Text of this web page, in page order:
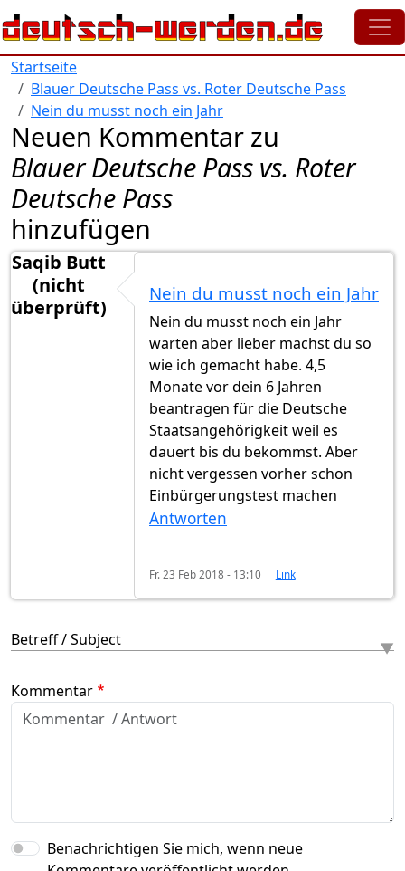
Direkt zum Inhalt
Startseite
Blauer Deutsche Pass vs. Roter Deutsche Pass
Nein du musst noch ein Jahr
Neuen Kommentar zu
Blauer Deutsche Pass vs. Roter
Deutsche Pass
hinzufügen
Saqib Butt
(nicht
überprüft)
Nein du musst noch ein Jahr
Nein du musst noch ein Jahr
warten aber lieber machst du so
wie ich gemacht habe. 4,5
Monate vor dein 6 Jahren
beantragen für die Deutsche
Staatsangehörigkeit weil es
dauert bis du bekommst. Aber
nicht vergessen vorher schon
Einbürgerungstest machen
Antworten
Fr. 23 Feb 2018 - 13:10 Link
Betreff / Subject
Kommentar
Benachrichtigen Sie mich, wenn neue